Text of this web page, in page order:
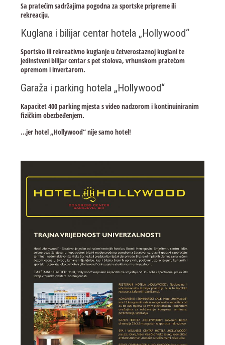
Sa pratećim sadržajima pogodna za sportske pripreme ili
rekreaciju.
Kuglana i bilijar centar hotela „Hollywood“
Sportsko ili rekreativno kuglanje u četverostaznoj kuglani te
jedinstveni bilijar centar s pet stolova, vrhunskom pratećom
opremom i invertarom.
Garaža i parking hotela „Hollywood“
Kapacitet 400 parking mjesta s video nadzorom i kontinuiniranim
fizičkim obezbeđenjem.
…jer hotel „Hollywood“ nije samo hotel!